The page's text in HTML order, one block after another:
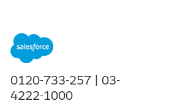
を
ます。
Dynamic Imaging Service URL をハードコ
スとMediaFileクラスを使用して、実行時
るか、Open Commerce API (OCAPI) の商
0120-733-257 | 03-
4222-1000